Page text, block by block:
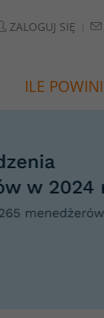
ZALOGUJ SIĘ
ILE